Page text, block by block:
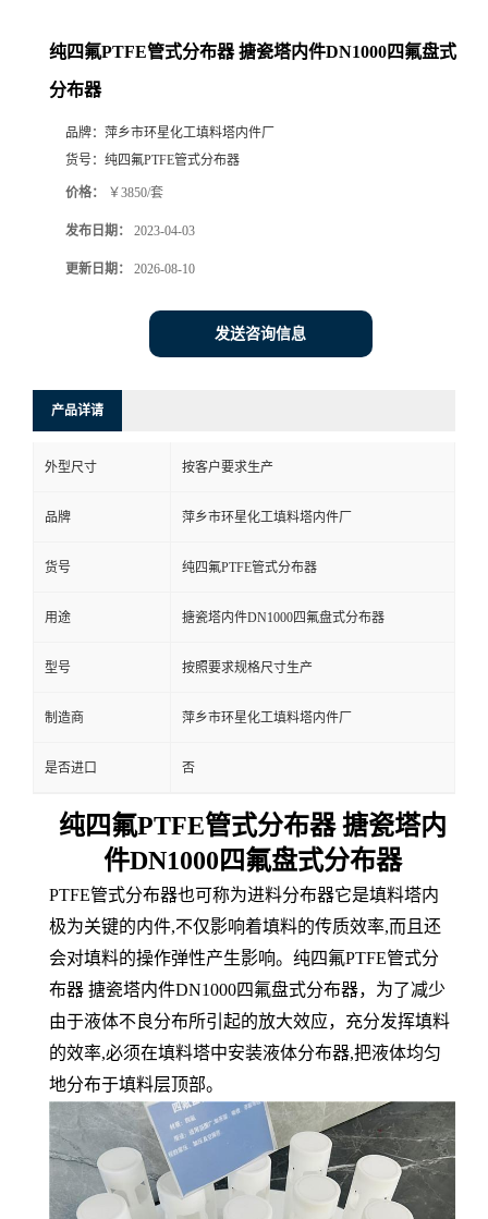
纯四氟PTFE管式分布器 搪瓷塔内件DN1000四氟盘式
分布器
品牌： 萍乡市环星化工填料塔内件厂
货号： 纯四氟PTFE管式分布器
价格： ￥3850/套
发布日期： 2023-04-03
更新日期： 2026-08-10
发送咨询信息
产品详请
外型尺寸 按客户要求生产
品牌 萍乡市环星化工填料塔内件厂
货号 纯四氟PTFE管式分布器
用途 搪瓷塔内件DN1000四氟盘式分布器
型号 按照要求规格尺寸生产
制造商 萍乡市环星化工填料塔内件厂
是否进口 否
纯四氟PTFE管式分布器 搪瓷塔内
件DN1000四氟盘式分布器
PTFE管式分布器也可称为进料分布器它是填料塔内
极为关键的内件,不仅影响着填料的传质效率,而且还
会对填料的操作弹性产生影响。纯四氟PTFE管式分
布器 搪瓷塔内件DN1000四氟盘式分布器， 为了减少
由于液体不良分布所引起的放大效应，充分发挥填料
的效率,必须在填料塔中安装液体分布器,把液体均匀
地分布于填料层顶部。